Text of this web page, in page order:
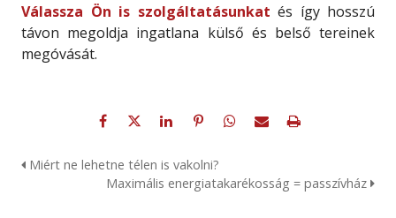
Válassza Ön is szolgáltatásunkat és így hosszú
távon megoldja ingatlana külső és belső tereinek
megóvását.
Miért ne lehetne télen is vakolni?
Maximális energiatakarékosság = passzívház